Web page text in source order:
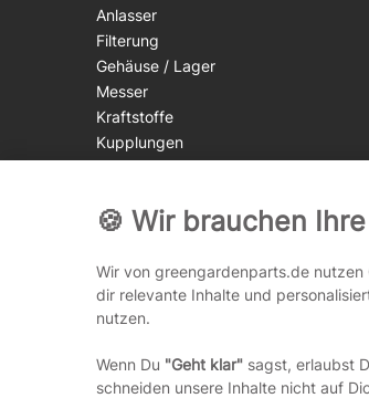
Anlasser
Filterung
Gehäuse / Lager
Messer
Kraftstoffe
Kupplungen
Riemen
Schalter
Sägeketten
Zubehör
Räder
🍪 Wir brauchen
Wir von greengardenparts.de
dir relevante Inhalte und
nutzen.
Wenn Du "Geht klar" sagst, erlaubst
schneiden unsere Inhalte nicht auf